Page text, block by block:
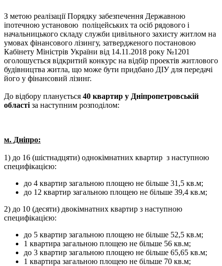
З метою реалізації Порядку забезпечення Державною
іпотечною установою поліцейських та осіб рядового і
начальницького складу служби цивільного захисту житлом на
умовах фінансового лізингу, затвердженого постановою
Кабінету Міністрів України від 14.11.2018 року №1201
оголошується відкритий конкурс на відбір проектів житлового
будівництва житла, що може бути придбано ДІУ для передачі
його у фінансовий лізинг.
До відбору планується 40 квартир у Дніпропетровській
області за наступним розподілом:
м. Дніпро:
1) до 16 (шістнадцяти) однокімнатних квартир з наступною
специфікацією:
до 4 квартир загальною площею не більше 31,5 кв.м;
до 12 квартир загальною площею не більше 39,4 кв.м;
2) до 10 (десяти) двокімнатних квартир з наступною
специфікацією:
до 5 квартир загальною площею не більше 52,5 кв.м;
1 квартира загальною площею не більше 56 кв.м;
до 3 квартир загальною площею не більше 65,65 кв.м;
1 квартира загальною площею не більше 70 кв.м;